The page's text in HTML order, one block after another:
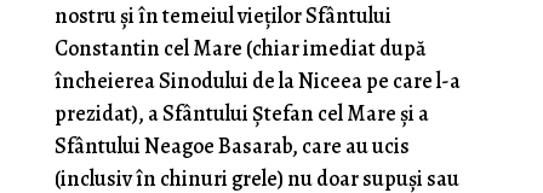
nostru şi în temeiul vieţilor Sfântului
Constantin cel Mare (chiar imediat după
încheierea Sinodului de la Niceea pe care l-a
prezidat), a Sfântului Ştefan cel Mare şi a
Sfântului Neagoe Basarab, care au ucis
(inclusiv în chinuri grele) nu doar supuşi sau